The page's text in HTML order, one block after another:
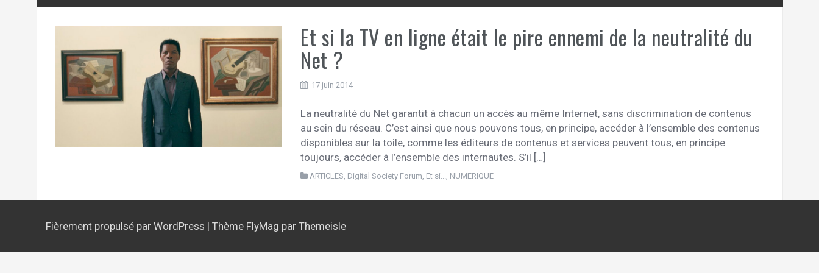
Et si la TV en ligne était le pire ennemi de la neutralité du
Net ?
17 juin 2014
La neutralité du Net garantit à chacun un accès au même Internet, sans discrimination de contenus
au sein du réseau. C’est ainsi que nous pouvons tous, en principe, accéder à l’ensemble des contenus
disponibles sur la toile, comme les éditeurs de contenus et services peuvent tous, en principe
toujours, accéder à l’ensemble des internautes. S’il […]
ARTICLES, Digital Society Forum, Et si..., NUMERIQUE
Fièrement propulsé par WordPress | Thème FlyMag par Themeisle